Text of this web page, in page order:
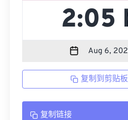
复制到剪贴板
复制链接